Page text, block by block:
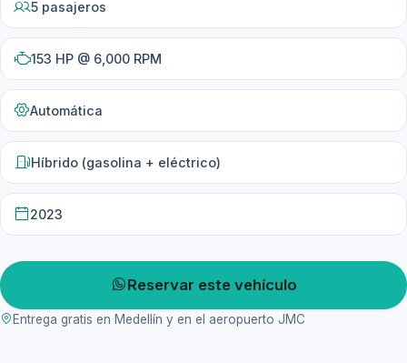
5 pasajeros
153 HP @ 6,000 RPM
Automática
Híbrido (gasolina + eléctrico)
2023
Reservar este vehículo
Entrega gratis en Medellín y en el aeropuerto JMC